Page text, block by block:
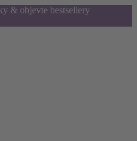
& objevte bestsellery